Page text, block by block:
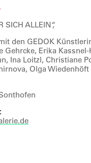
Z
SICH ALLEIN“,
den GEDOK
Gehrcke, Erika
Ina Loitzl, Christiane
Olga Wiedenhöft